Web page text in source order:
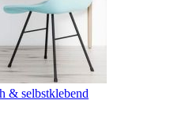
& selbstklebend